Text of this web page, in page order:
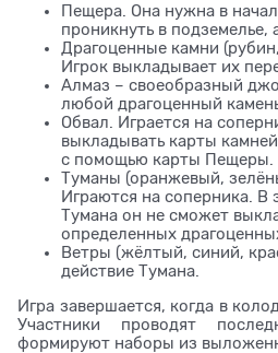
Пещера. Она нужна в
проникнуть в подземелье,
Драгоценные камни
Игрок выкладывает их
Алмаз – своеобразный
любой драгоценный
Обвал. Играется на
выкладывать карты
с помощью карты Пещеры.
Туманы (оранжевый,
Играются на соперника. В
Тумана он не сможет
определенных
Ветры (жёлтый, синий,
действие Тумана.
Игра завершается, когда в
Участники проводят
формируют наборы из